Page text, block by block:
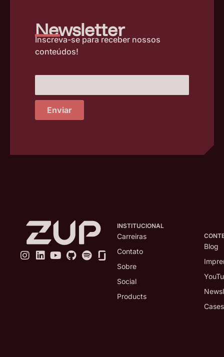
Newsletter
–
Inscreva-se para receber nossos
conteúdos!
Enviar
INSTITUCIONAL
Carreiras
Contato
Sobre
Social
Products
Blog
Cases